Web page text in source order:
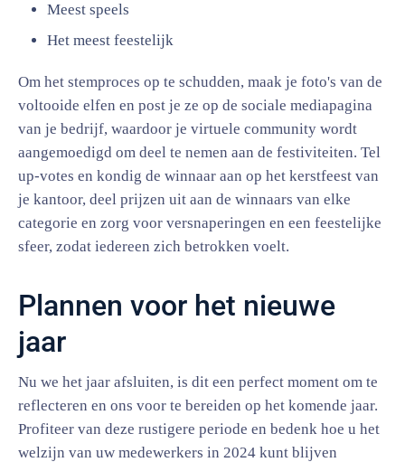
Meest speels
Het meest feestelijk
Om het stemproces op te schudden, maak je foto's van de
voltooide elfen en post je ze op de sociale mediapagina
van je bedrijf, waardoor je virtuele community wordt
aangemoedigd om deel te nemen aan de festiviteiten. Tel
up-votes en kondig de winnaar aan op het kerstfeest van
je kantoor, deel prijzen uit aan de winnaars van elke
categorie en zorg voor versnaperingen en een feestelijke
sfeer, zodat iedereen zich betrokken voelt.
Plannen voor het nieuwe
jaar
Nu we het jaar afsluiten, is dit een perfect moment om te
reflecteren en ons voor te bereiden op het komende jaar.
Profiteer van deze rustigere periode en bedenk hoe u het
welzijn van uw medewerkers in 2024 kunt blijven